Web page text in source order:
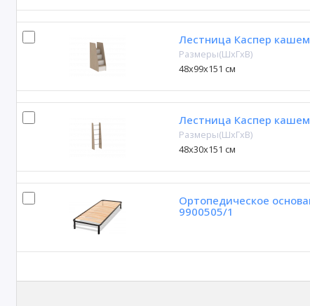
Лестница Каспер
Размеры(ШxГxВ)
48х99х151 см
Лестница Каспер
Размеры(ШxГxВ)
48х30х151 см
Ортопедическое
9900505/1